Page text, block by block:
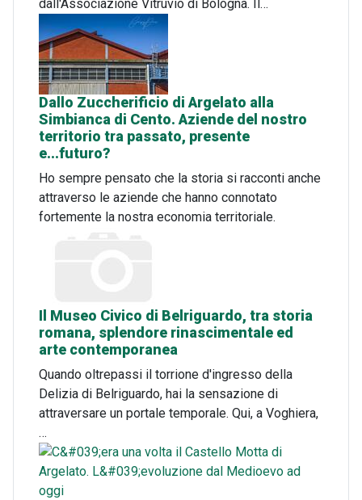
dall'Associazione Vitruvio di Bologna. Il…
Dallo Zuccherificio di Argelato alla
Simbianca di Cento. Aziende del nostro
territorio tra passato, presente
e...futuro?
Ho sempre pensato che la storia si racconti anche
attraverso le aziende che hanno connotato
fortemente la nostra economia territoriale.
Il Museo Civico di Belriguardo, tra storia
romana, splendore rinascimentale ed
arte contemporanea
Quando oltrepassi il torrione d'ingresso della
Delizia di Belriguardo, hai la sensazione di
attraversare un portale temporale. Qui, a Voghiera,
…